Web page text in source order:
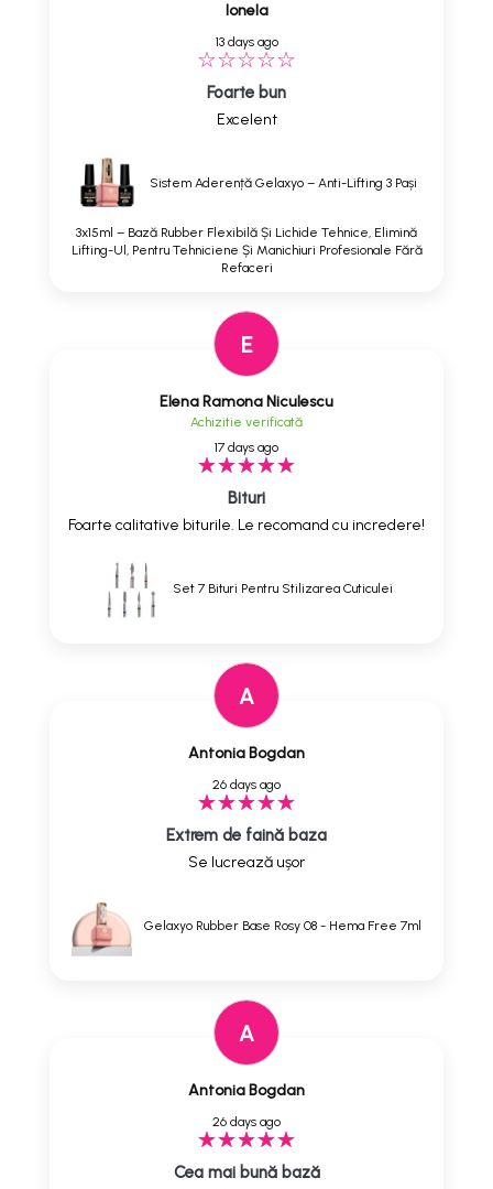
Ionela
13 days ago
Foarte bun
Excelent
Sistem Aderență Gelaxyo – Anti-Lifting 3 Pași
3x15ml – Bază Rubber Flexibilă Și Lichide Tehnice, Elimină
Lifting-Ul, Pentru Tehniciene Și Manichiuri Profesionale Fără
Refaceri
E
Elena Ramona Niculescu
Achizitie verificată
17 days ago
Bituri
Foarte calitative biturile. Le recomand cu incredere!
Set 7 Bituri Pentru Stilizarea Cuticulei
A
Antonia Bogdan
26 days ago
Extrem de faină baza
Se lucrează ușor
Gelaxyo Rubber Base Rosy 08 - Hema Free 7ml
A
Antonia Bogdan
26 days ago
Cea mai bună bază